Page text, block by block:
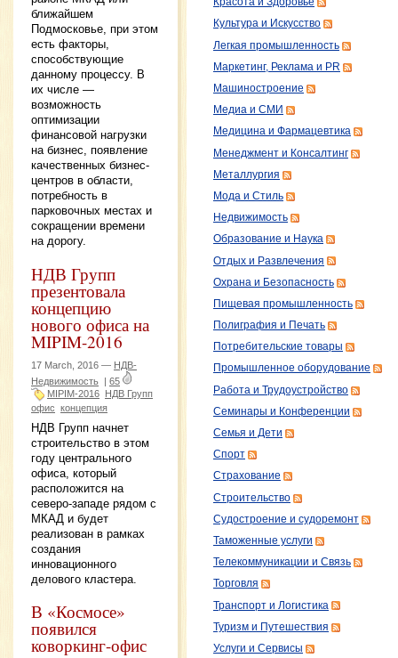
ближайшем
Подмосковье, при этом
есть факторы,
способствующие
данному процессу. В
их числе —
возможность
оптимизации
финансовой нагрузки
на бизнес, появление
качественных бизнес-
центров в области,
потребность в
парковочных местах и
сокращении времени
на дорогу.
НДВ Групп
презентовала
концепцию
нового офиса на
MIPIM-2016
17 March, 2016 — НДВ-
Недвижимость | 65
MIPIM-2016 НДВ Групп
офис концепция
НДВ Групп начнет
строительство в этом
году центрального
офиса, который
расположится на
северо-западе рядом с
МКАД и будет
реализован в рамках
создания
инновационного
делового кластера.
В «Космосе»
появился
коворкинг-офис
Культура и Искусство
Легкая промышленность
Маркетинг, Реклама и PR
Машиностроение
Медиа и СМИ
Медицина и Фармацевтика
Менеджмент и Консалтинг
Металлургия
Мода и Стиль
Недвижимость
Образование и Наука
Отдых и Развлечения
Охрана и Безопасность
Пищевая промышленность
Полиграфия и Печать
Потребительские товары
Промышленное оборудование
Работа и Трудоустройство
Семинары и Конференции
Семья и Дети
Спорт
Страхование
Строительство
Судостроение и судоремонт
Таможенные услуги
Телекоммуникации и Связь
Торговля
Транспорт и Логистика
Туризм и Путешествия
Услуги и Сервисы